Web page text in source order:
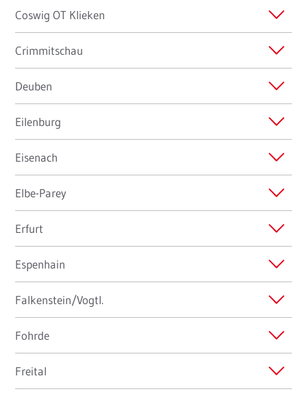
Coswig OT Klieken
Crimmitschau
Deuben
Eilenburg
Eisenach
Elbe-Parey
Erfurt
Espenhain
Falkenstein/Vogtl.
Fohrde
Freital